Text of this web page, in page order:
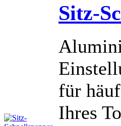
Sitz-
für
Ihres